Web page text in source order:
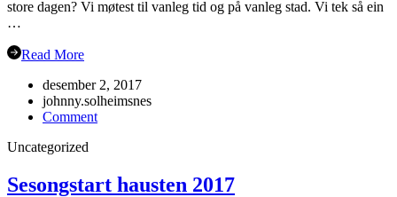
store dagen? Vi møtest til vanleg tid og på vanleg stad. Vi tek så ein
…
Read More
desember 2, 2017
johnny.solheimsnes
Commenton
Uncategorized
Sesongstart hausten 2017